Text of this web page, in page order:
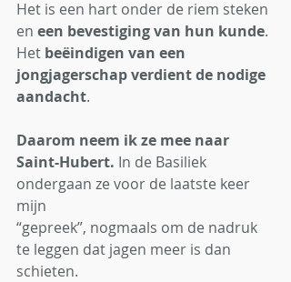
Het is een hart onder de riem steken
en een bevestiging van hun kunde.
Het beëindigen van een
jongjagerschap verdient de nodige
aandacht.
Daarom neem ik ze mee naar
Saint-Hubert. In de Basiliek
ondergaan ze voor de laatste keer
mijn
“gepreek”, nogmaals om de nadruk
te leggen dat jagen meer is dan
schieten.